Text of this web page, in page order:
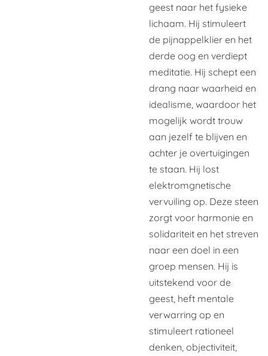
geest naar het fysieke
lichaam. Hij stimuleert
de pijnappelklier en het
derde oog en verdiept
meditatie. Hij schept een
drang naar waarheid en
idealisme, waardoor het
mogelijk wordt trouw
aan jezelf te blijven en
achter je overtuigingen
te staan. Hij lost
elektromgnetische
vervuiling op. Deze steen
zorgt voor harmonie en
solidariteit en het streven
naar een doel in een
groep mensen. Hij is
uitstekend voor de
geest, heft mentale
verwarring op en
stimuleert rationeel
denken, objectiviteit,